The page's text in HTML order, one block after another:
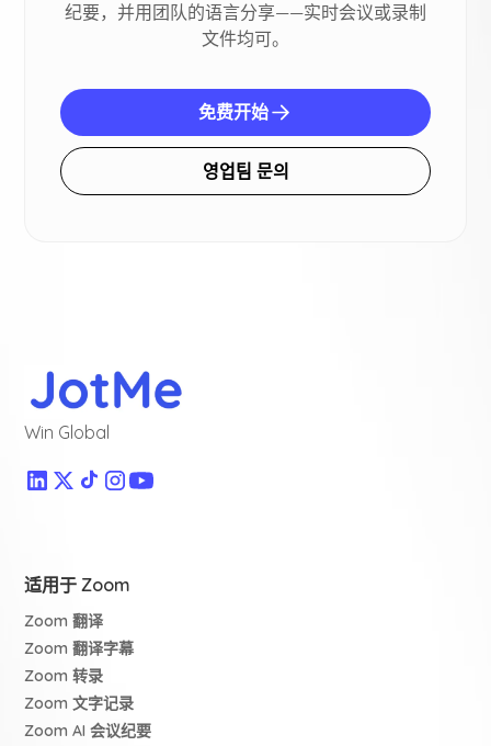
纪要，并用团队的语言分享——实时会议或录制
文件均可。
免费开始
영업팀 문의
Win Global
适用于 Zoom
Zoom 翻译
Zoom 翻译字幕
Zoom 转录
Zoom 文字记录
Zoom AI 会议纪要